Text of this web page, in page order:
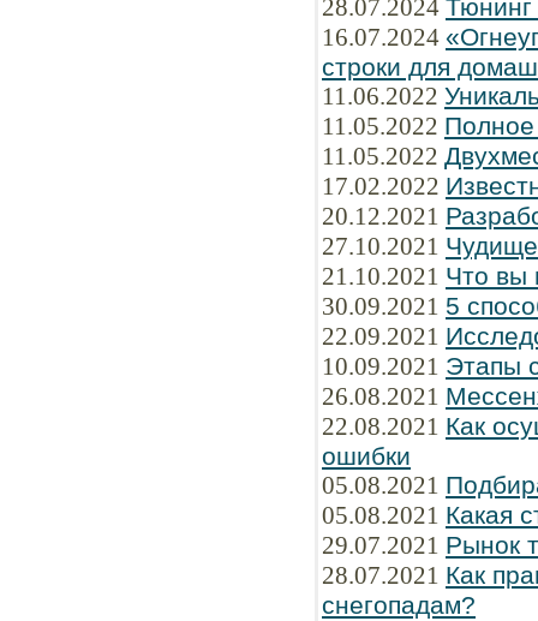
28.07.2024 Тюнинг
16.07.2024
строки для
11.06.2022
11.05.2022
11.05.2022
17.02.2022
20.12.2021
27.10.2021
21.10.2021 Что вы
30.09.2021 5
22.09.2021
10.09.2021 Этапы
26.08.2021
22.08.2021 Как
ошибки
05.08.2021
05.08.2021 Какая
29.07.2021 Рынок
28.07.2021 Как
снегопадам?